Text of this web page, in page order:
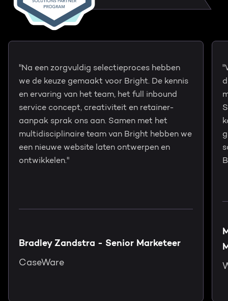
"Na een zorgvuldig selectieproces hebben
we de keuze gemaakt voor Bright. De kennis
en ervaring van het team, het full inbound
service concept, creativiteit en retainer-
aanpak sprak ons aan. Samen met het
multidisciplinaire team van Bright hebben we
een nieuwe website laten ontwerpen en
ontwikkelen."
Bradley Zandstra - Senior Marketeer
CaseWare